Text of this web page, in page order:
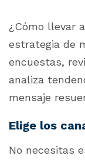
¿Cómo llevar
estrategia de
encuestas,
analiza
mensaje
Elige los
No necesitas